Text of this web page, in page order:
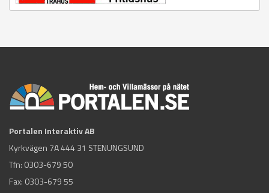
Portalen Interaktiv AB
Kyrkvägen 7A 444 31 STENUNGSUND
Tfn: 0303-679 50
Fax: 0303-679 55